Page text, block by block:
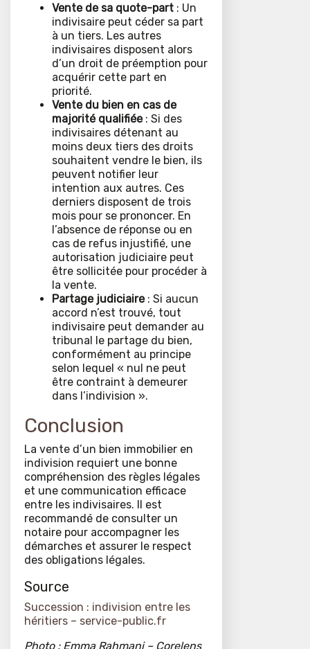
Vente de sa quote-part : Un
indivisaire peut céder sa part
à un tiers. Les autres
indivisaires disposent alors
d’un droit de préemption pour
acquérir cette part en
priorité.
Vente du bien en cas de
majorité qualifiée: Si des
indivisaires détenant au
moins deux tiers des droits
souhaitent vendre le bien, ils
peuvent notifier leur
intention aux autres. Ces
derniers disposent de trois
mois pour se prononcer. En
l’absence de réponse ou en
cas de refus injustifié, une
autorisation judiciaire peut
être sollicitée pour procéder à
la vente.
Partage judiciaire: Si aucun
accord n’est trouvé, tout
indivisaire peut demander au
tribunal le partage du bien,
conformément au principe
selon lequel « nul ne peut
être contraint à demeurer
dans l’indivision ».
Conclusion
La vente d’un bien immobilier en
indivision requiert une bonne
compréhension des règles légales
et une communication efficace
entre les indivisaires. Il est
recommandé de consulter un
notaire pour accompagner les
démarches et assurer le respect
des obligations légales.
Source
Succession : indivision entre les
héritiers – service-public.fr
Photo : Emma Rahmani – Corelens